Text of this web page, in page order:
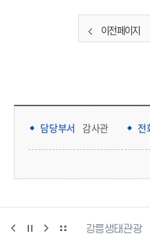
이전 페이지
담당부서 정보
담당부서 감사관 전
동물사랑센터 강릉생태관광